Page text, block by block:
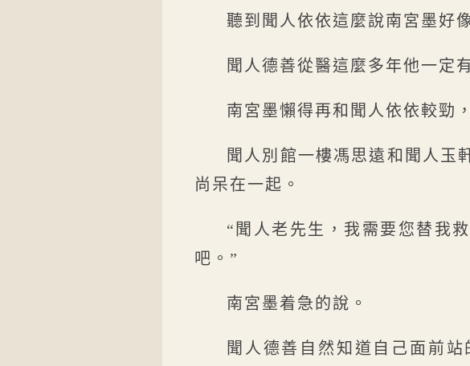
聽到聞人依依這麼說南宮墨好
聞人德善從醫這麼多年他一定
南宮墨懶得再和聞人依依較勁
聞人別館一樓馮思遠和聞人玉
尚呆在一起。
“聞人老先生，我需要您替我
吧。”
南宮墨着急的說。
聞人德善自然知道自己面前